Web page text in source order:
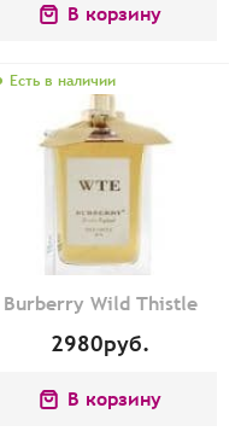
В корзину
Есть в наличии
Burberry Wild Thistle
2980руб.
В корзину